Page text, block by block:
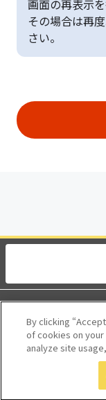
画面の再表示
その場合は再
さい。
動作環境
利用規約
© 2017 Digital Agency,
By clicking
of cookies on
analyze site